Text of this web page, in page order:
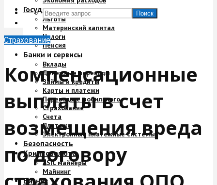
Государство и деньги
Льготы
Материнский капитал
Налоги
Пенсия
Банки и сервисы
Вклады
Денежные переводы
Займы и кредиты
Карты и платежи
Переводы с мобильного
Страхование
Счета
Платежи
Электронные платежные системы
Безопасность
Криптовалюта
ASIC майнеры
Майнинг
Бизнес
Поиск
Страхование
Компенсационные
выплаты в счет
возмещения вреда
по договору